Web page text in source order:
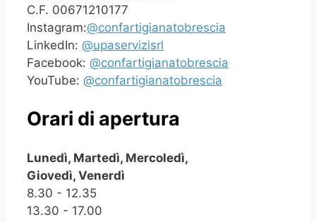
C.F. 00671210177
Instagram:@confartigianatobrescia
LinkedIn: @upaservizisrl
Facebook: @confartigianatobrescia
YouTube: @confartigianatobrescia
Orari di apertura
Lunedì, Martedì, Mercoledì,
Giovedì, Venerdì
8.30 - 12.35
13.30 - 17.00